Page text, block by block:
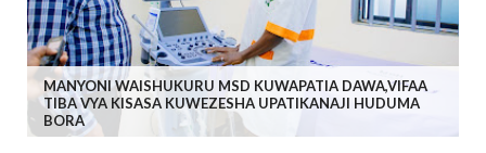
MANYONI WAISHUKURU MSD KUWAPATIA DAWA,VIFAA
TIBA VYA KISASA KUWEZESHA UPATIKANAJI HUDUMA
BORA